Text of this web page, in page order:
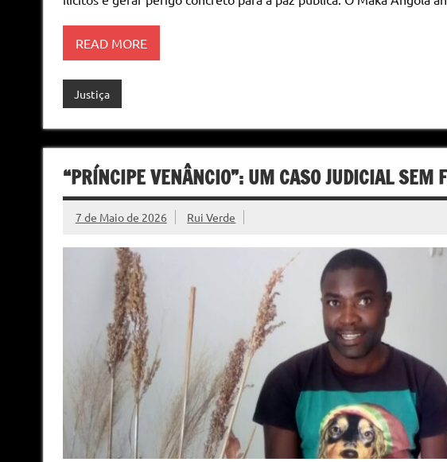
READ MORE
Justiça
“PRÍNCIPE VENÂNCIO”: UM CASO JUDICIAL SEM
7 de Maio de 2026 Rui Verde